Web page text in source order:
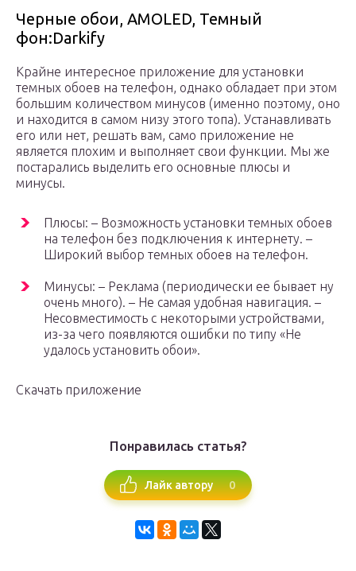
Черные обои, AMOLED, Темный
фон:Darkify
Крайне интересное приложение для установки
темных обоев на телефон, однако обладает при этом
большим количеством минусов (именно поэтому, оно
и находится в самом низу этого топа). Устанавливать
его или нет, решать вам, само приложение не
является плохим и выполняет свои функции. Мы же
постарались выделить его основные плюсы и
минусы.
Плюсы: – Возможность установки темных обоев
на телефон без подключения к интернету. –
Широкий выбор темных обоев на телефон.
Минусы: – Реклама (периодически ее бывает ну
очень много). – Не самая удобная навигация. –
Несовместимость с некоторыми устройствами,
из-за чего появляются ошибки по типу «Не
удалось установить обои».
Скачать приложение
Понравилась статья?
Лайк автору 0